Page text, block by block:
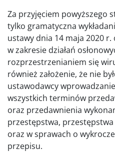
Za przyjęciem powyższego
tylko gramatyczna
ustawy dnia 14 maja 2020
w zakresie działań
rozprzestrzenianiem się
również założenie, że nie
ustawodawcy
wszystkich terminów
oraz przedawnienia
przestępstwa,
oraz w sprawach o
przepisu.